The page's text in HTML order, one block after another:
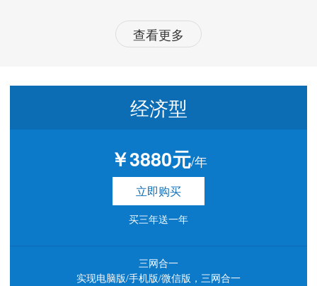
查看更多
经济型
￥3880元/年
立即购买
买三年送一年
三网合一
实现电脑版/手机版/微信版，三网合一